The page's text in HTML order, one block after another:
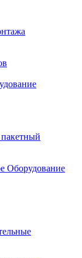
Оборудование